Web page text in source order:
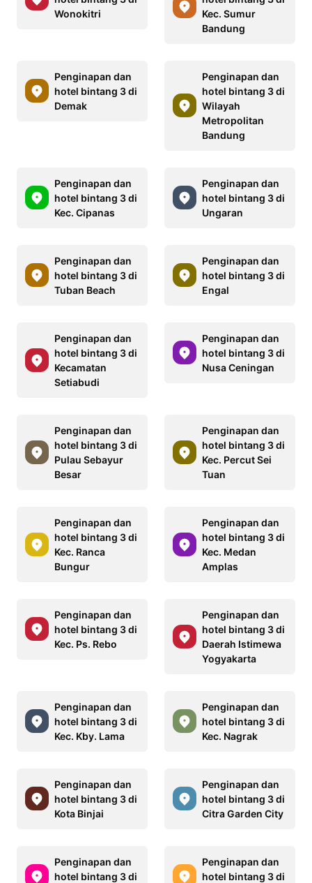
Wonokitri
Kec. Sumur
Bandung
Penginapan dan
hotel bintang 3 di
Demak
Penginapan dan
hotel bintang 3 di
Wilayah
Metropolitan
Bandung
Penginapan dan
hotel bintang 3 di
Kec. Cipanas
Penginapan dan
hotel bintang 3 di
Ungaran
Penginapan dan
hotel bintang 3 di
Tuban Beach
Penginapan dan
hotel bintang 3 di
Engal
Penginapan dan
hotel bintang 3 di
Kecamatan
Setiabudi
Penginapan dan
hotel bintang 3 di
Nusa Ceningan
Penginapan dan
hotel bintang 3 di
Pulau Sebayur
Besar
Penginapan dan
hotel bintang 3 di
Kec. Percut Sei
Tuan
Penginapan dan
hotel bintang 3 di
Kec. Ranca
Bungur
Penginapan dan
hotel bintang 3 di
Kec. Medan
Amplas
Penginapan dan
hotel bintang 3 di
Kec. Ps. Rebo
Penginapan dan
hotel bintang 3 di
Daerah Istimewa
Yogyakarta
Penginapan dan
hotel bintang 3 di
Kec. Kby. Lama
Penginapan dan
hotel bintang 3 di
Kec. Nagrak
Penginapan dan
hotel bintang 3 di
Kota Binjai
Penginapan dan
hotel bintang 3 di
Citra Garden City
Penginapan dan
hotel bintang 3 di
Penginapan dan
hotel bintang 3 di